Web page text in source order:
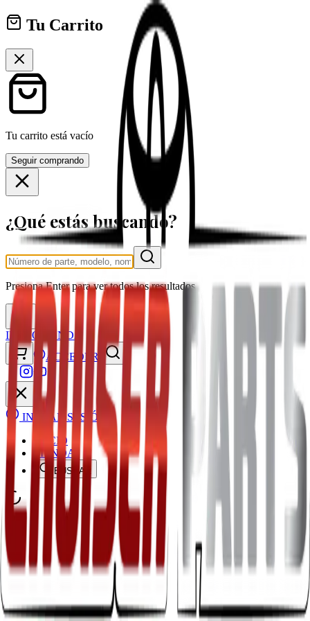
Tu Carrito
Tu carrito está vacío
Seguir comprando
¿Qué estás buscando?
PresionaEnterpara ver todos los resultados
INICIO
TIENDA
ACCEDER
INICIAR SESIÓN
INICIO
TIENDA
BUSCAR